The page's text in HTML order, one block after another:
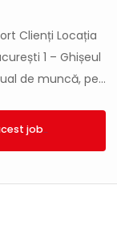
Clienți Locația
1 – Ghișeul
de muncă, pe...